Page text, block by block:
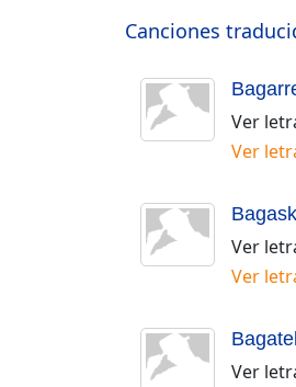
Canciones
Ver
Ver
Ver
Ver
Ver